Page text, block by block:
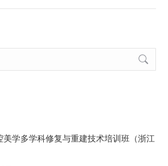
美学多学科修复与重建技术培训班（浙江